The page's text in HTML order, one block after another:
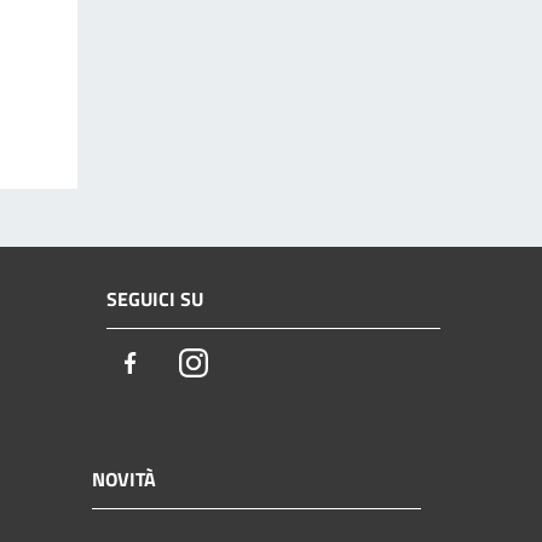
SEGUICI SU
FacebookInstagram
NOVITÀ